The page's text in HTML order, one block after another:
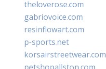
theloverose.com
gabriovoice.com
resinflowart.com
p-sports.net
korsairstreetwear.com